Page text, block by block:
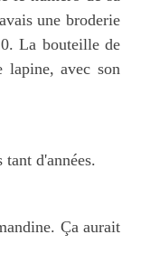
une broderie
La bouteille de
lapine, avec son
d'années.
Ça aurait